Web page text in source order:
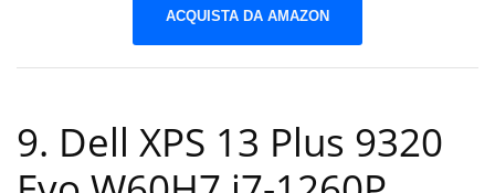
ACQUISTA DA AMAZON
9. Dell XPS 13 Plus 9320